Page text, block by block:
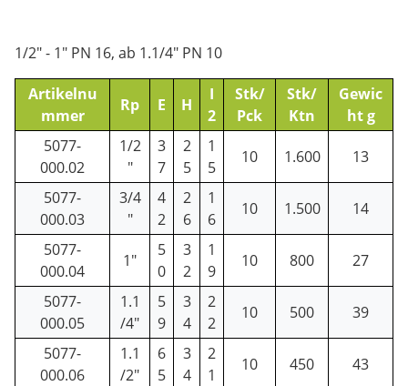
1/2" - 1" PN 16, ab 1.1/4" PN 10
Artikelnu
mmer
Rp E H
I
2
Stk/
Pck
Stk/
Ktn
Gewic
ht g
5077-
000.02
1/2
"
3
7
2
5
1
5
10 1.600 13
5077-
000.03
3/4
"
4
2
2
6
1
6
10 1.500 14
5077-
000.04
1"
5
0
3
2
1
9
10 800 27
5077-
000.05
1.1
/4"
5
9
3
4
2
2
10 500 39
5077-
000.06
1.1
/2"
6
5
3
4
2
1
10 450 43